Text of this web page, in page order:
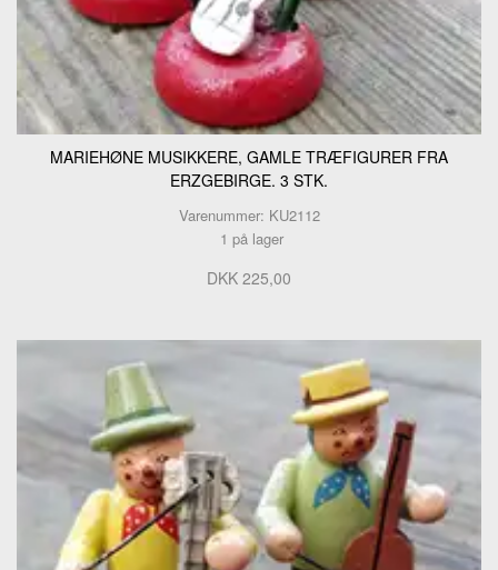
MARIEHØNE MUSIKKERE, GAMLE TRÆFIGURER FRA
ERZGEBIRGE. 3 STK.
Varenummer: KU2112
1 på lager
DKK 225,00